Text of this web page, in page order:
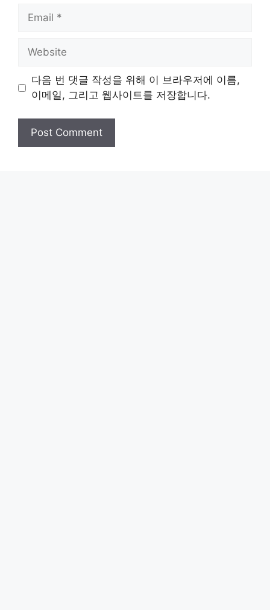
Email
Website
다음 번 댓글 작성을 위해 이 브라우저에 이름,
이메일, 그리고 웹사이트를 저장합니다.